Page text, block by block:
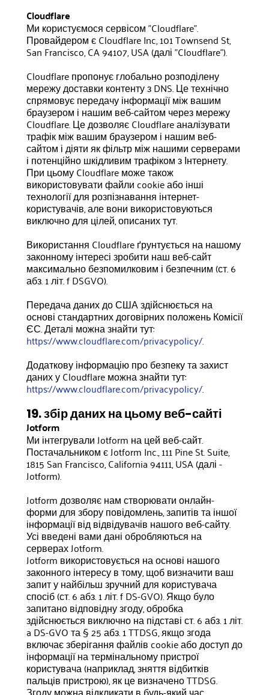
Cloudflare
Ми користуємося сервісом "Cloudflare".
Провайдером є Cloudflare Inc, 101 Townsend St,
San Francisco, CA 94107, USA (далі "Cloudflare").
Cloudflare пропонує глобально розподілену
мережу доставки контенту з DNS. Це технічно
спрямовує передачу інформації між вашим
браузером і нашим веб-сайтом через мережу
Cloudflare. Це дозволяє Cloudflare аналізувати
трафік між вашим браузером і нашим веб-
сайтом і діяти як фільтр між нашими серверами
і потенційно шкідливим трафіком з Інтернету.
При цьому Cloudflare може також
використовувати файли cookie або інші
технології для розпізнавання інтернет-
користувачів, але вони використовуються
виключно для цілей, описаних тут.
Використання Cloudflare ґрунтується на нашому
законному інтересі зробити наш веб-сайт
максимально безпомилковим і безпечним (ст. 6
абз. 1 літ. f DSGVO).
Передача даних до США здійснюється на
основі стандартних договірних положень Комісії
ЄС. Деталі можна знайти тут:
https://www.cloudflare.com/privacypolicy/.
Додаткову інформацію про безпеку та захист
даних у Cloudflare можна знайти тут:
https://www.cloudflare.com/privacypolicy/.
19. збір даних на цьому веб-сайті
Jotform
Ми інтегрували Jotform на цей веб-сайт.
Постачальником є Jotform Inc., 111 Pine St. Suite,
1815 San Francisco, California 94111, USA (далі -
Jotform).
Jotform дозволяє нам створювати онлайн-
форми для збору повідомлень, запитів та іншої
інформації від відвідувачів нашого веб-сайту.
Усі введені вами дані обробляються на
серверах Jotform.
Jotform використовується на основі нашого
законного інтересу в тому, щоб визначити ваш
запит у найбільш зручний для користувача
спосіб (ст. 6 абз. 1 літ. f DS-GVO). Якщо було
запитано відповідну згоду, обробка
здійснюється виключно на підставі ст. 6 абз. 1 літ.
a DS-GVO та § 25 абз. 1 TTDSG, якщо згода
включає зберігання файлів cookie або доступ до
інформації на термінальному пристрої
користувача (наприклад, зняття відбитків
пальців пристрою), як це визначено TTDSG.